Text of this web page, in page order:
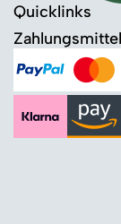
Quicklinks
Zahlungsmittel